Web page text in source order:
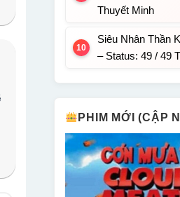
Thuyết Minh
Siêu Nhân Thần
– Status: 49 / 49
PHIM MỚI (CẬP